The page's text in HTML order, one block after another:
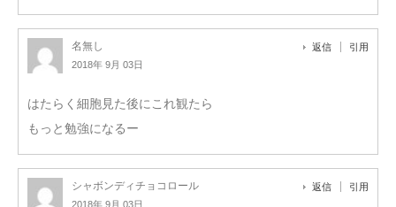
名無し
2018年 9月 03日
返信 引用
はたらく細胞見た後にこれ観たら
もっと勉強になるー
シャボンディチョコロール
2018年 9月 03日
返信 引用